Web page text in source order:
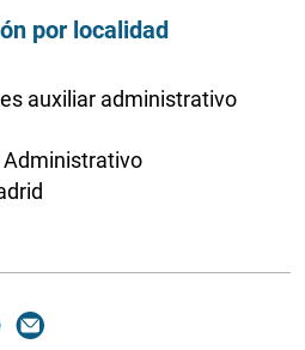
por localidad
auxiliar administrativo
Administrativo